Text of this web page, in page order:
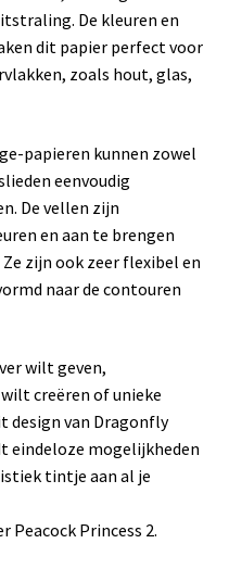
De kleuren en
dit papier perfect voor
zoals hout, glas,
papieren kunnen zowel
eenvoudig
De vellen zijn
en aan te brengen
zijn ook zeer flexibel en
naar de contouren
wilt geven,
creëren of unieke
design van Dragonfly
eindeloze mogelijkheden
tintje aan al je
Peacock Princess 2.